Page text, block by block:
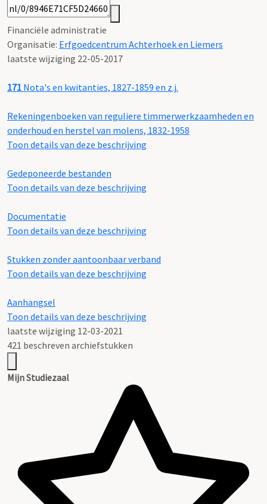
Financiële administratie
Organisatie: Erfgoedcentrum Achterhoek en Liemers
laatste wijziging 22-05-2017
171 Nota's en kwitanties, 1827-1859 en z.j.
Rekeningenboeken van reguliere timmerwerkzaamheden en
onderhoud en herstel van molens, 1832-1958
Toon details van deze beschrijving
Gedeponeerde bestanden
Toon details van deze beschrijving
Documentatie
Toon details van deze beschrijving
Stukken zonder aantoonbaar verband
Toon details van deze beschrijving
Aanhangsel
Toon details van deze beschrijving
laatste wijziging 12-03-2021
421 beschreven archiefstukken
Mijn Studiezaal